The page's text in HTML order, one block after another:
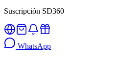
Suscripción SD360
WhatsApp